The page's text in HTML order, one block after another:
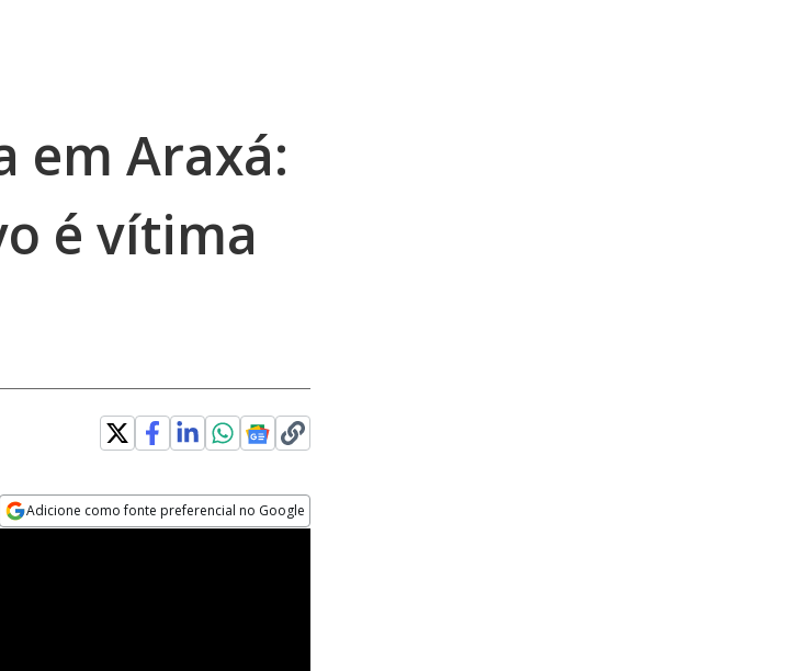
em Araxá:
é vítima
Adicione como fonte preferencial no Google